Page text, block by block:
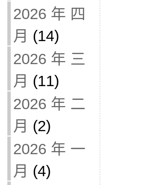
2026 年 四
月 (14)
2026 年 三
月 (11)
2026 年 二
月 (2)
2026 年 一
月 (4)